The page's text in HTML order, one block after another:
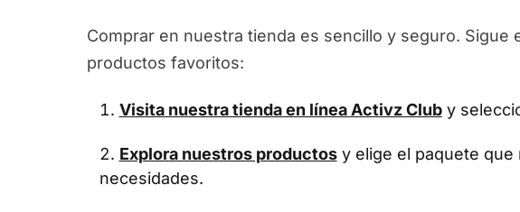
Comprar en nuestra tienda es sencillo y seguro. Sigue
productos favoritos:
Visita nuestra tienda en línea Activz Cluby
Explora nuestros productosy elige el paquete que
necesidades.